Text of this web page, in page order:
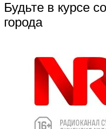
Будьте в курсе
города